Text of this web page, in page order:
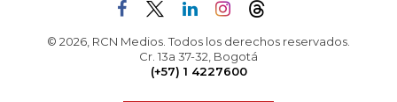
© 2026, RCN Medios. Todos los derechos reservados.
Cr. 13a 37-32, Bogotá
(+57) 1 4227600